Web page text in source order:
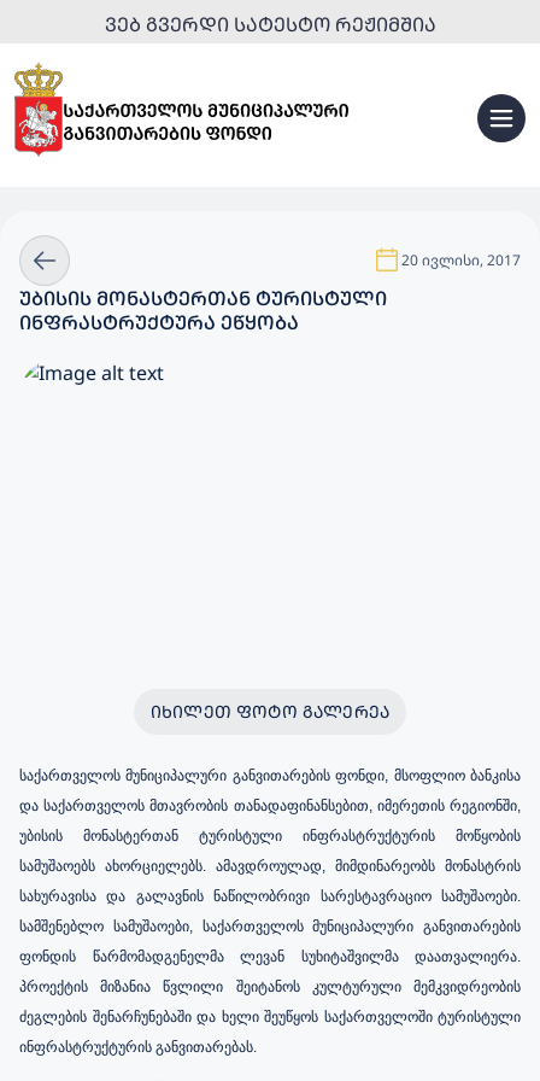
ᲕᲔᲑ ᲒᲕᲔᲠᲓᲘ ᲡᲐᲢᲔᲡᲢᲝ ᲠᲔᲟᲘᲛᲨᲘᲐ
20 ივლისი, 2017
ᲣᲑᲘᲡᲘᲡ ᲛᲝᲜᲐᲡᲢᲔᲠᲗᲐᲜ ᲢᲣᲠᲘᲡᲢᲣᲚᲘ
ᲘᲜᲤᲠᲐᲡᲢᲠᲣᲥᲢᲣᲠᲐ ᲔᲬᲧᲝᲑᲐ
ᲘᲮᲘᲚᲔᲗ ᲤᲝᲢᲝ ᲒᲐᲚᲔᲠᲔᲐ
საქართველოს მუნიციპალური განვითარების ფონდი, მსოფლიო ბანკისა
და საქართველოს მთავრობის თანადაფინანსებით, იმერეთის რეგიონში,
უბისის მონასტერთან ტურისტული ინფრასტრუქტურის მოწყობის
სამუშაოებს ახორციელებს. ამავდროულად, მიმდინარეობს მონასტრის
სახურავისა და გალავნის ნაწილობრივი სარესტავრაციო სამუშაოები.
სამშენებლო სამუშაოები, საქართველოს მუნიციპალური განვითარების
ფონდის წარმომადგენელმა ლევან სუხიტაშვილმა დაათვალიერა.
პროექტის მიზანია წვლილი შეიტანოს კულტურული მემკვიდრეობის
ძეგლების შენარჩუნებაში და ხელი შეუწყოს საქართველოში ტურისტული
ინფრასტრუქტურის განვითარებას.